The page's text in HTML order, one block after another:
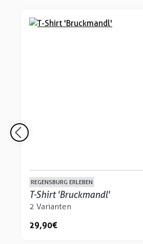
REGENSBURG ERLEBEN
T-Shirt 'Bruckmandl'
2 Varianten
29,90 €